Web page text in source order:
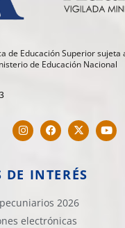
de Educación Superior sujeta
de Educación Nacional
DE INTERÉS
2026
electrónicas